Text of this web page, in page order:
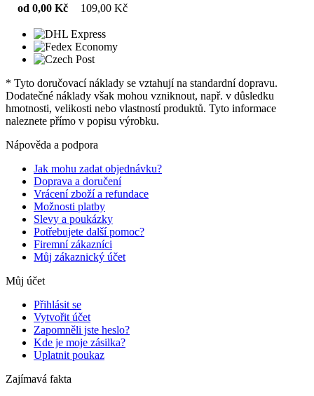
od 0,00 Kč 109,00 Kč
* Tyto doručovací náklady se vztahují na standardní dopravu.
Dodatečné náklady však mohou vzniknout, např. v důsledku
hmotnosti, velikosti nebo vlastností produktů. Tyto informace
naleznete přímo v popisu výrobku.
Nápověda a podpora
Jak mohu zadat objednávku?
Doprava a doručení
Vrácení zboží a refundace
Možnosti platby
Slevy a poukázky
Potřebujete další pomoc?
Firemní zákazníci
Můj zákaznický účet
Můj účet
Přihlásit se
Vytvořit účet
Zapomněli jste heslo?
Kde je moje zásilka?
Uplatnit poukaz
Zajímavá fakta